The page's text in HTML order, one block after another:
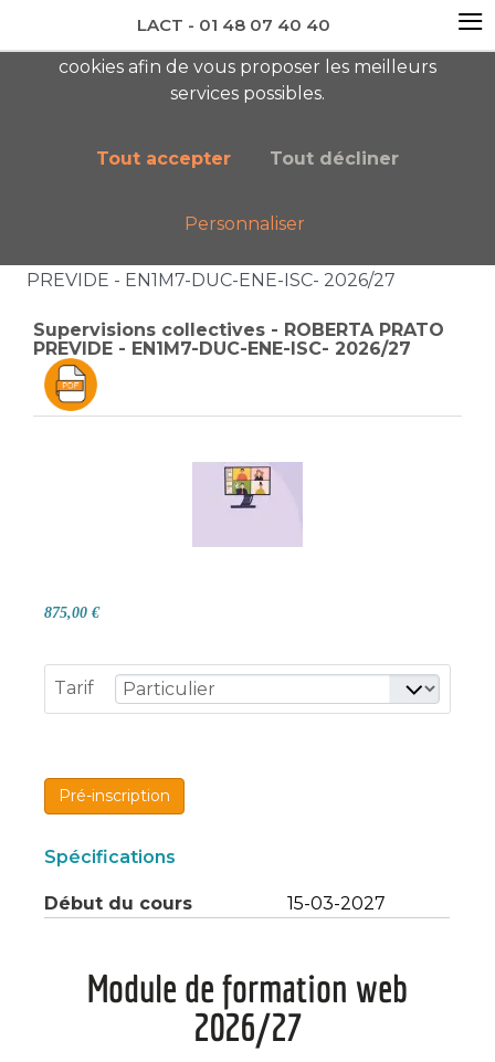
newsletter AC
Boutique
Catalogue général
PREVIDE - EN1M7-DUC-ENE-ISC- 2026/27
Supervisions collectives - ROBERTA PRATO
PREVIDE - EN1M7-DUC-ENE-ISC- 2026/27
875,00 €
Tarif
Pré-inscription
Spécifications
Début du cours 15-03-2027
Module de formation web
2026/27
cookies afin de vous proposer les meilleurs
services possibles.
Tout accepter Tout décliner
Personnaliser
LACT - 01 48 07 40 40 ≡